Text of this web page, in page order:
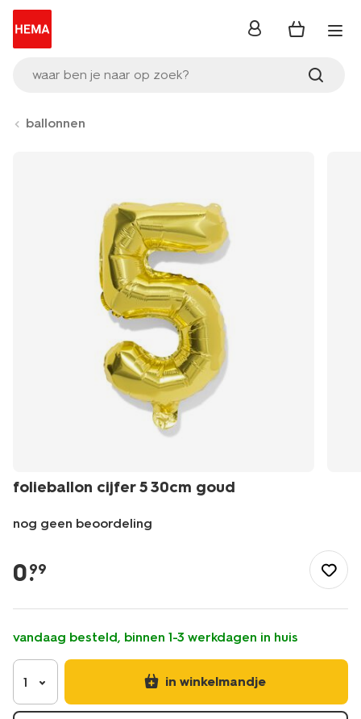
waar ben je naar op zoek?
inloggen
ballonnen
folieballon cijfer 5 30cm goud
nog geen beoordeling
cadeau/versiering/ballonnen/folieballon-
cijfer-
30cm-
goud-
14260026.html
0.
99
vandaag besteld, binnen 1-3 werkdagen in huis
1 in winkelmandje